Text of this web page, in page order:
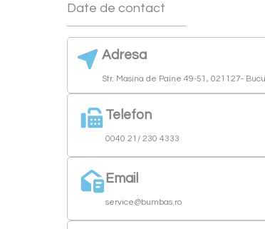
Date de contact
Adresa
Str. Masina de Paine 49-51, 021127-
Telefon
0040 21/ 230 4333
Email
service@bumbas.ro